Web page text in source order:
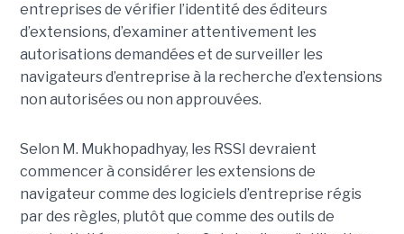
entreprises de vérifier l’identité des éditeurs
d’extensions, d’examiner attentivement les
autorisations demandées et de surveiller les
navigateurs d’entreprise à la recherche d’extensions
non autorisées ou non approuvées.
Selon M. Mukhopadhyay, les RSSI devraient
commencer à considérer les extensions de
navigateur comme des logiciels d’entreprise régis
par des règles, plutôt que comme des outils de